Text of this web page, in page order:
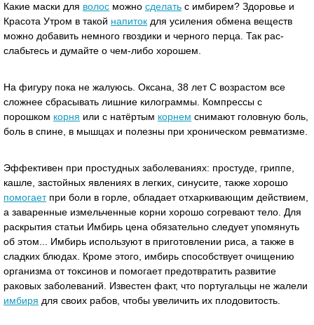
Какие маски для волос можно сделать с имбирем? Здоровье и
Красота Утром в такой напиток для усиления обмена веществ
можно добавить немного гвоздики и черного перца. Так рас-
слабьтесь и думайте о чем-либо хорошем.
На фигуру пока не жалуюсь. Оксана, 38 лет С возрастом все
сложнее сбрасывать лишние килограммы. Компрессы с
порошком корня или с натёртым корнем снимают головную боль,
боль в спине, в мышцах и полезны при хроническом ревматизме.
Эффективен при простудных заболеваниях: простуде, гриппе,
кашле, застойных явлениях в легких, синусите, также хорошо
помогаетпри боли в горле, обладает отхаркивающим действием,
а заваренные измельченные корни хорошо согревают тело. Для
раскрытия статьи Имбирь цена обязательно следует упомянуть
об этом... Имбирь используют в приготовлении риса, а также в
сладких блюдах. Кроме этого, имбирь способствует очищению
организма от токсинов и помогает предотвратить развитие
раковых заболеваний. Известен факт, что португальцы не жалели
имбиря для своих рабов, чтобы увеличить их плодовитость.